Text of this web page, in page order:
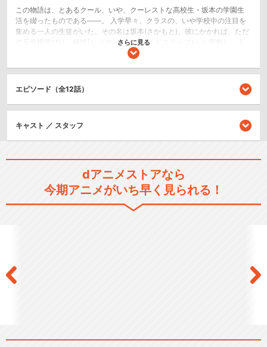
この物語は、とあるクール、いや、クーレストな高校生・坂本の学園生
活を綴ったものである――。 入学早々、クラスの、いや学校中の注目を
集める一人の生徒がいた。その名は坂本(さかもと)。彼にかかれば、ただ
の反復横跳びは、秘技｢レペティションサイドステップ｣へと変貌し、上
級生からの｢パシリ｣は、｢おもてなし｣へとクラスチェンジする。そんな
さらに見る
閉じる
エピソード（全12話）
キャスト ／ スタッフ
dアニメストアなら
今期アニメがいち早く見られる！